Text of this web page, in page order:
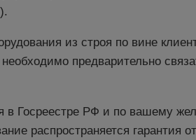
из строя по вине
предварительно
в Госреестре РФ и по вашему
распространяется гарантия